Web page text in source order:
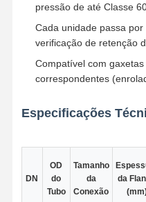
Fábrica
Controle
Qualidade
Acessórios para tubos
pressão de até Classe
Cada unidade passa
verificação de retenção
Compatível com
correspondentes
Especificações
DN
OD
do
Tubo
Tamanho
da
Conexão
da